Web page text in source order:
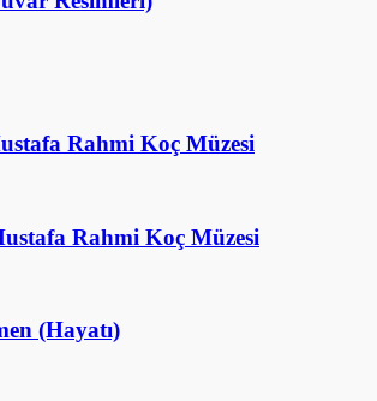
Rahmi Koç Müzesi
Rahmi Koç Müzesi
(Hayatı)